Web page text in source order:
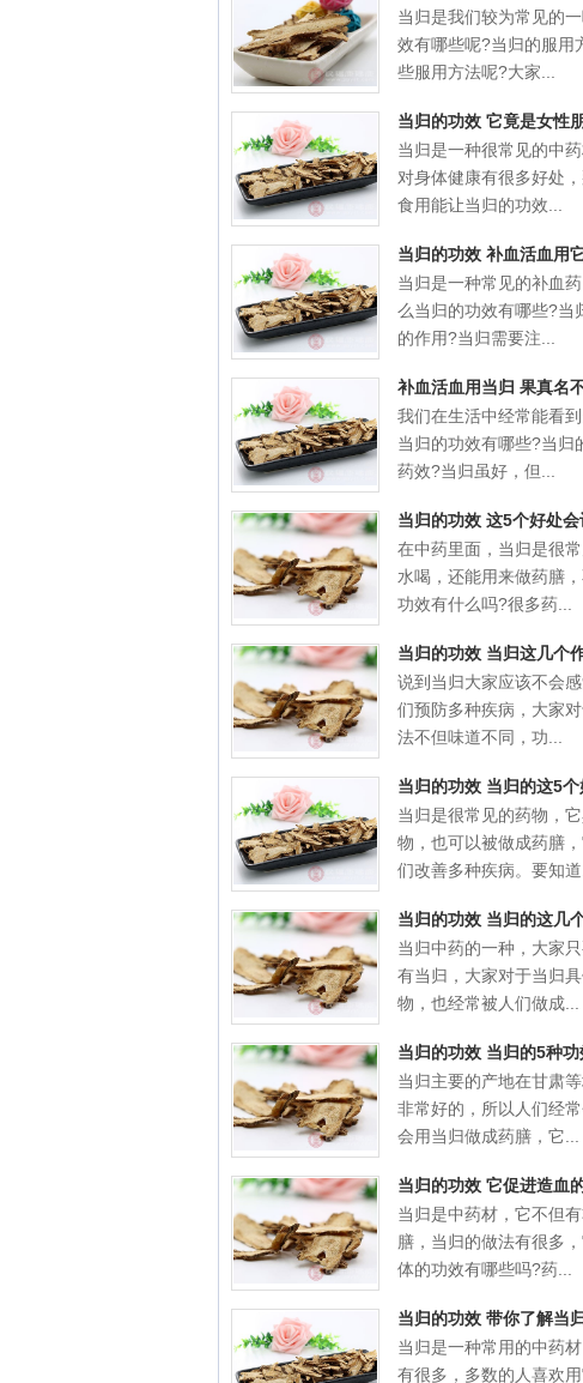
当归是我们较为常见的
效有哪些呢?当归的服用
些服用方法呢?大家...
当归的功效 它竟是女性
当归是一种很常见的中
对身体健康有很多好处
食用能让当归的功效...
当归的功效 补血活血用
当归是一种常见的补血
么当归的功效有哪些?当
的作用?当归需要注...
补血活血用当归 果真名
我们在生活中经常能看
当归的功效有哪些?当归
药效?当归虽好，但...
当归的功效 这5个好处
在中药里面，当归是很
水喝，还能用来做药膳
功效有什么吗?很多药...
当归的功效 当归这几个
说到当归大家应该不会
们预防多种疾病，大家
法不但味道不同，功...
当归的功效 当归的这5
当归是很常见的药物，
物，也可以被做成药膳
们改善多种疾病。要知道
当归的功效 当归的这几
当归中药的一种，大家
有当归，大家对于当归
物，也经常被人们做成...
当归的功效 当归的5种
当归主要的产地在甘肃
非常好的，所以人们经
会用当归做成药膳，它...
当归的功效 它促进造血
当归是中药材，它不但
膳，当归的做法有很多
体的功效有哪些吗?药...
当归的功效 带你了解当
当归是一种常用的中药
有很多，多数的人喜欢